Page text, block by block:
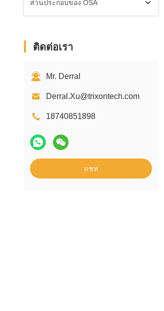
ส่วนประกอบของ OSA
ติดต่อเรา
Mr. Derral
Derral.Xu@trixontech.com
18740851898
แชท